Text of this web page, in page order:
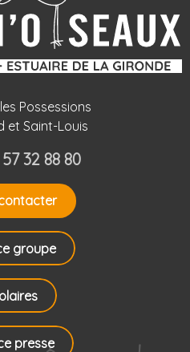
Possessions
et Saint-Louis
32 88 80
groupe
presse